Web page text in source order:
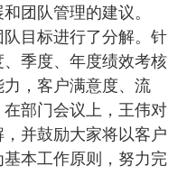
团队管理的建议。
目标进行了分解。针
季度、年度绩效考核
，客户满意度、流
部门会议上，王伟对
并鼓励大家将以客户
本工作原则，努力完